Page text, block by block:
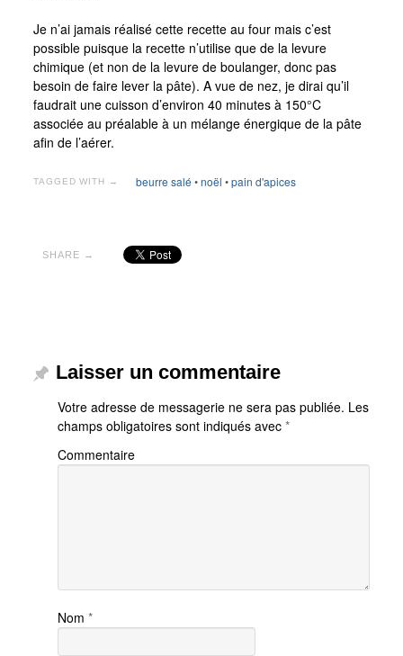
Je n’ai jamais réalisé cette recette au four mais c’est
possible puisque la recette n’utilise que de la levure
chimique (et non de la levure de boulanger, donc pas
besoin de faire lever la pâte). A vue de nez, je dirai qu’il
faudrait une cuisson d’environ 40 minutes à 150°C
associée au préalable à un mélange énergique de la pâte
afin de l’aérer.
TAGGED WITH → beurre salé•noël •pain d'apices
SHARE →
Laisser un commentaire
Votre adresse de messagerie ne sera pas publiée. Les
champs obligatoires sont indiqués avec *
Commentaire
Nom *